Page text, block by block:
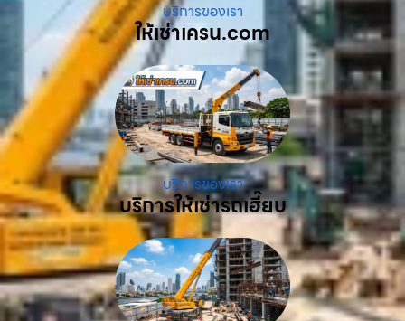
บริการของเรา
ให้เช่าเครน.com
บริการของเรา
บริการให้เช่ารถเฮี๊ยบ